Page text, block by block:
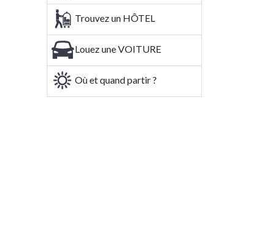
Trouvez un HÔTEL
Louez une VOITURE
Où et quand partir ?